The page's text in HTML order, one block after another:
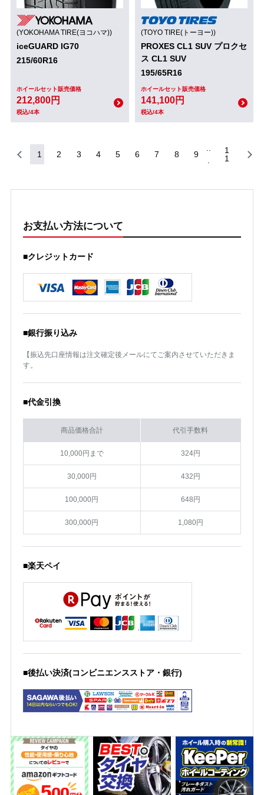
(YOKOHAMA TIRE(ヨコハマ))
iceGUARD IG70
215/60R16
ホイールセット販売価格
212,800円
税込/4本
(TOYO TIRE(トーヨー))
PROXES CL1 SUV プロクセ
ス CL1 SUV
195/65R16
ホイールセット販売価格
141,100円
税込/4本
1 2 3 4 5 6 7 8 9
1
1
お支払い方法について
■クレジットカード
■銀行振り込み
【振込先口座情報は注文確定後メールにてご案内させていただきま
す。
■代金引換
商品価格合計 代引手数料
10,000円まで 324円
30,000円 432円
100,000円 648円
300,000円 1,080円
■楽天ペイ
■後払い決済(コンビニエンスストア・銀行)